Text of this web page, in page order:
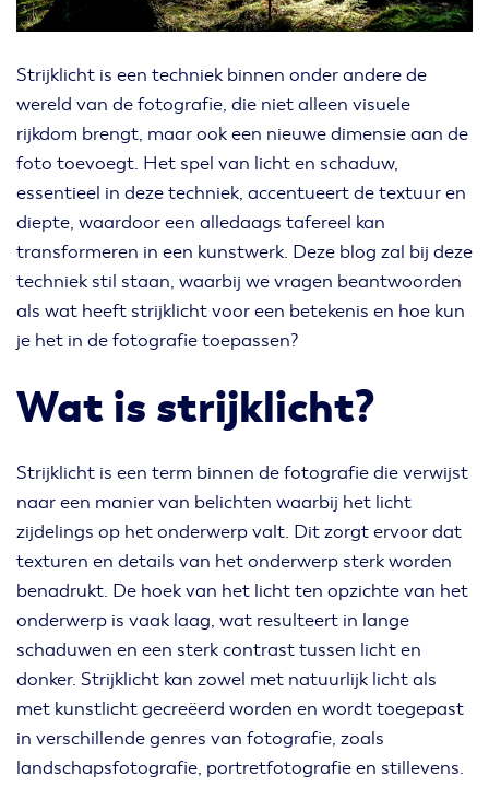
Strijklicht is een techniek binnen onder andere de
wereld van de fotografie, die niet alleen visuele
rijkdom brengt, maar ook een nieuwe dimensie aan de
foto toevoegt. Het spel van licht en schaduw,
essentieel in deze techniek, accentueert de textuur en
diepte, waardoor een alledaags tafereel kan
transformeren in een kunstwerk. Deze blog zal bij deze
techniek stil staan, waarbij we vragen beantwoorden
als wat heeft strijklicht voor een betekenis en hoe kun
je het in de fotografie toepassen?
Wat is strijklicht?
Strijklicht is een term binnen de fotografie die verwijst
naar een manier van belichten waarbij het licht
zijdelings op het onderwerp valt. Dit zorgt ervoor dat
texturen en details van het onderwerp sterk worden
benadrukt. De hoek van het licht ten opzichte van het
onderwerp is vaak laag, wat resulteert in lange
schaduwen en een sterk contrast tussen licht en
donker. Strijklicht kan zowel met natuurlijk licht als
met kunstlicht gecreëerd worden en wordt toegepast
in verschillende genres van fotografie, zoals
landschapsfotografie, portretfotografie en stillevens.